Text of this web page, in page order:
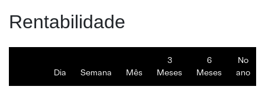
Rentabilidade
Dia Semana Mês
3
Meses
6
Meses
No
ano